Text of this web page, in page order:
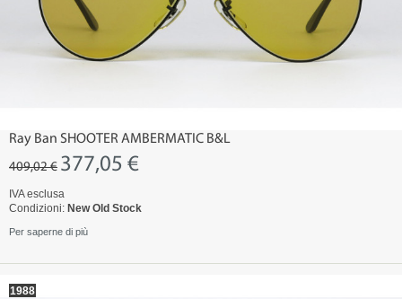
Ray Ban SHOOTER AMBERMATIC B&L
409,02 € 377,05 €
IVA esclusa
Condizioni: New Old Stock
Per saperne di più
1988